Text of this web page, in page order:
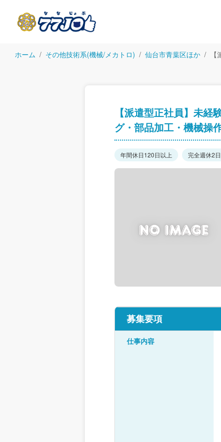
ホーム その他技術系(機械/メカトロ) 仙台市青葉区ほか
【派遣型正社員】未
グ・部品加工・機械操
年間休日120日以上 完全週休2
募集要項
仕事内容